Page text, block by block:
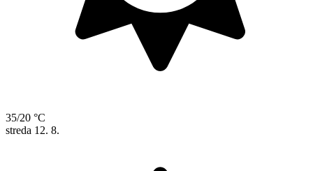
35/20 °C
streda 12. 8.